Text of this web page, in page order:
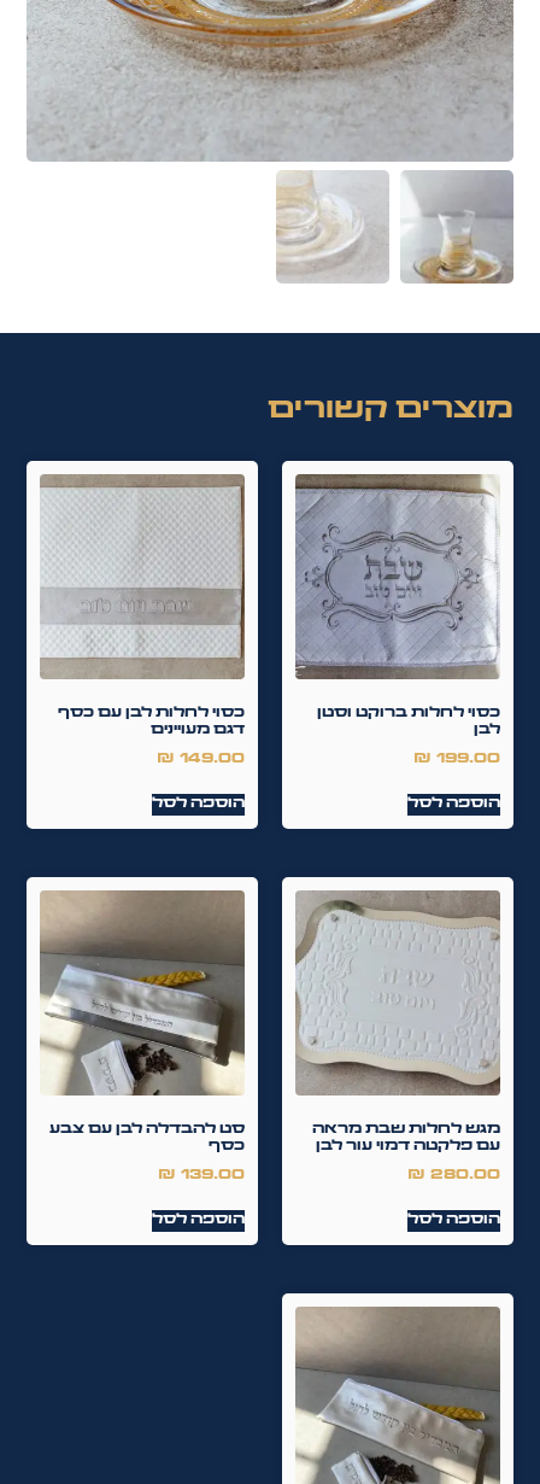
מוצרים קשורים
כסוי לחלות ברוקט וסטן
לבן
199.00
₪
הוספה לסל
כסוי לחלות לבן עם כסף
דגם מעויינים
149.00
₪
הוספה לסל
מגש לחלות שבת מראה
עם פלקטה דמוי עור לבן
280.00
₪
הוספה לסל
סט להבדלה לבן עם צבע
כסף
139.00
₪
הוספה לסל